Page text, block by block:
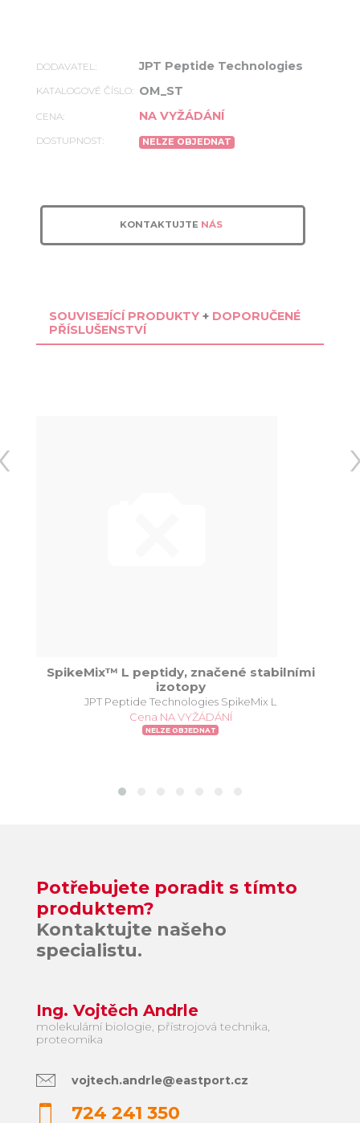
DODAVATEL: JPT Peptide Technologies
KATALOGOVÉ ČÍSLO: OM_ST
CENA: NA VYŽÁDÁNÍ
DOSTUPNOST: NELZE OBJEDNAT
KONTAKTUJTE NÁS
SOUVISEJÍCÍ PRODUKTY +DOPORUČENÉ
PŘÍSLUŠENSTVÍ
SpikeMix™ L peptidy, značené stabilními
izotopy
JPT Peptide Technologies SpikeMix L
Cena NA VYŽÁDÁNÍ
NELZE OBJEDNAT
Potřebujete poradit s tímto
produktem?
Kontaktujte našeho
specialistu.
Ing. Vojtěch Andrle
molekulární biologie, přístrojová technika,
proteomika
vojtech.andrle@eastport.cz
724 241 350